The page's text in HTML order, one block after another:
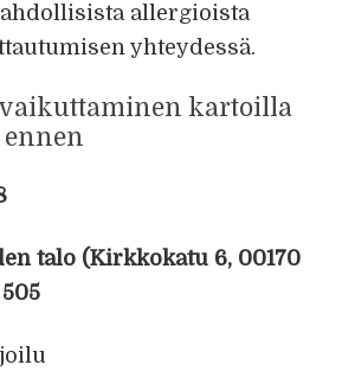
allergioista
yhteydessä.
kartoilla
ennen
talo (Kirkkokatu 6, 00170